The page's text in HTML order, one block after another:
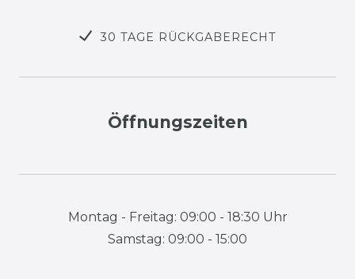
30 TAGE RÜCKGABERECHT
Öffnungszeiten
Montag - Freitag: 09:00 - 18:30 Uhr
Samstag: 09:00 - 15:00